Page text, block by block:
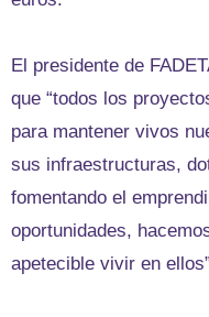
El presidente de
que “todos los
para mantener vivos
sus infraestructuras,
fomentando el
oportunidades,
apetecible vivir en